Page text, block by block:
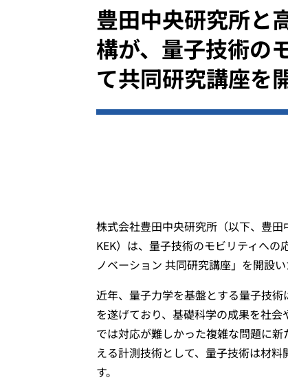
豊田中央研究所と
構が、量子技術の
て共同研究講座を
株式会社豊田中央研究所（以下、豊田
KEK）は、量子技術のモビリティへ
ノベーション 共同研究講座」を開設い
近年、量子力学を基盤とする量子技
を遂げており、基礎科学の成果を社
では対応が難しかった複雑な問題に
える計測技術として、量子技術は材
す。